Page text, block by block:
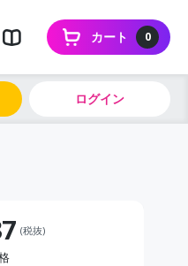
0
カート
ログイン
(税抜)